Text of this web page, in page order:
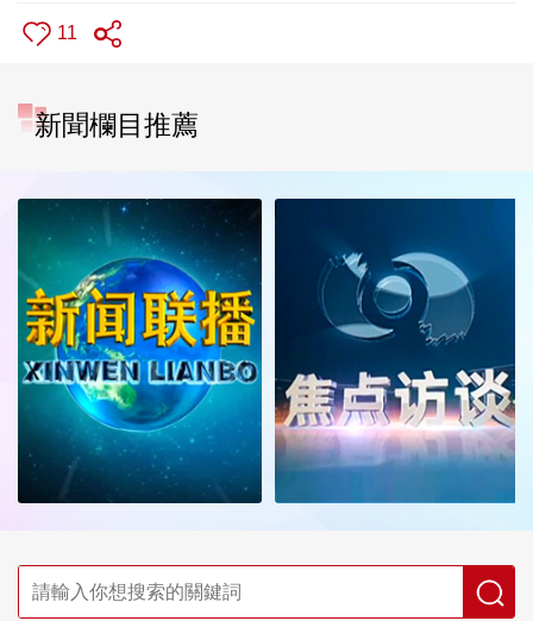
11
新聞欄目推薦